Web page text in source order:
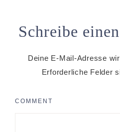
Schreibe
Deine E-Mail-Adresse
Erforderliche Felder
COMMENT